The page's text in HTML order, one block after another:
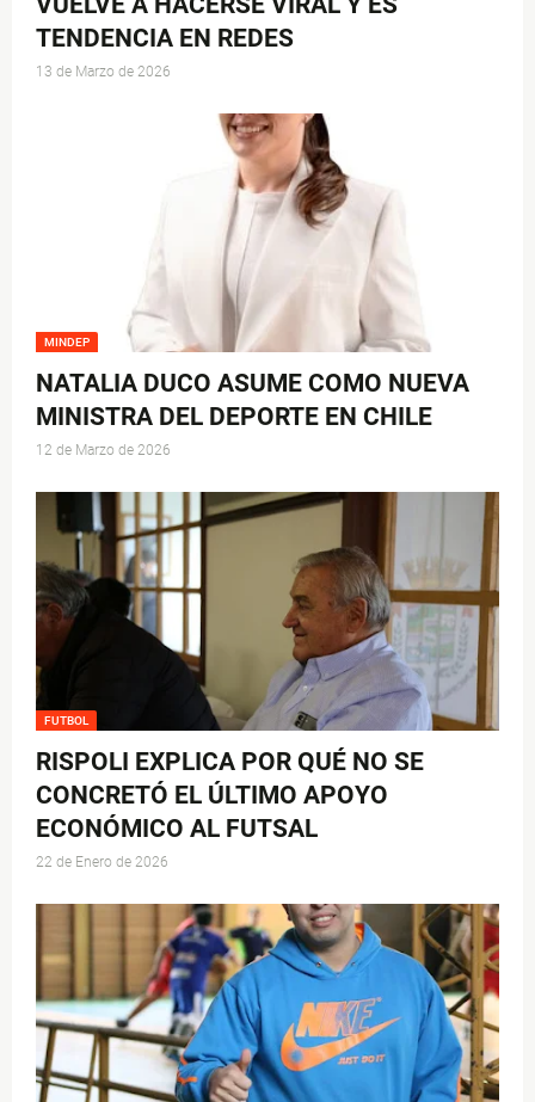
TENDENCIA EN REDES
13 de Marzo de 2026
MINDEP
NATALIA DUCO ASUME COMO NUEVA
MINISTRA DEL DEPORTE EN CHILE
12 de Marzo de 2026
FUTBOL
RISPOLI EXPLICA POR QUÉ NO SE
CONCRETÓ EL ÚLTIMO APOYO
ECONÓMICO AL FUTSAL
22 de Enero de 2026